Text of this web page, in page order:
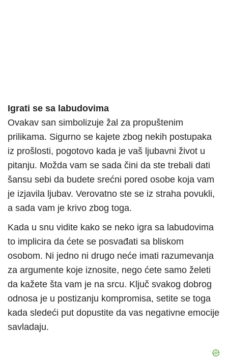
Igrati se sa labudovima
Ovakav san simbolizuje žal za propuštenim
prilikama. Sigurno se kajete zbog nekih postupaka
iz prošlosti, pogotovo kada je vaš ljubavni život u
pitanju. Možda vam se sada čini da ste trebali dati
šansu sebi da budete srećni pored osobe koja vam
je izjavila ljubav. Verovatno ste se iz straha povukli,
a sada vam je krivo zbog toga.
Kada u snu vidite kako se neko igra sa labudovima
to implicira da ćete se posvađati sa bliskom
osobom. Ni jedno ni drugo neće imati razumevanja
za argumente koje iznosite, nego ćete samo želeti
da kažete šta vam je na srcu. Ključ svakog dobrog
odnosa je u postizanju kompromisa, setite se toga
kada sledeći put dopustite da vas negativne emocije
savladaju.